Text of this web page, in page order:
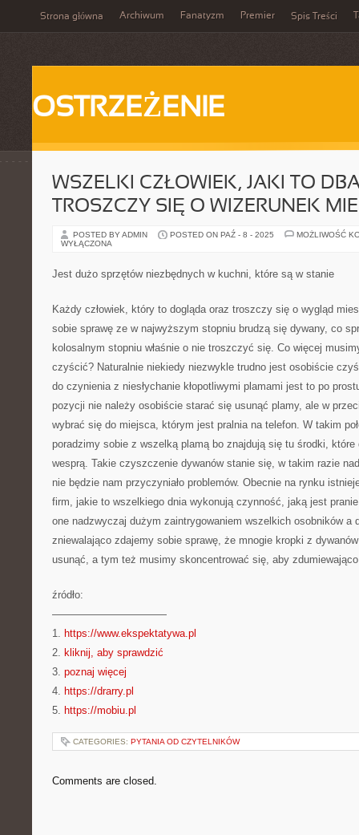
Strona główna Archiwum Fanatyzm Premier Spis Treści
OSTRZEŻENIE
WSZELKI CZŁOWIEK, JAKI TO
TROSZCZY SIĘ O WIZERUNEK
POSTED BY ADMIN POSTED ON PAŹ - 8 - 2025
MOŻLIWOŚĆ
WYŁĄCZONA
Jest dużo sprzętów niezbędnych w kuchni, które są w stanie
Każdy człowiek, który to dogląda oraz troszczy się o wygląd
sobie sprawę ze w najwyższym stopniu brudzą się dywany, co
kolosalnym stopniu właśnie o nie troszczyć się. Co więcej
czyścić? Naturalnie niekiedy niezwykle trudno jest osobiście
do czynienia z niesłychanie kłopotliwymi plamami jest to po
pozycji nie należy osobiście starać się usunąć plamy, ale w
wybrać się do miejsca, którym jest pralnia na telefon. W takim
poradzimy sobie z wszelką plamą bo znajdują się tu środki,
wesprą. Takie czyszczenie dywanów stanie się, w takim razie
nie będzie nam przyczyniało problemów. Obecnie na rynku
firm, jakie to wszelkiego dnia wykonują czynność, jaką jest
one nadzwyczaj dużym zaintrygowaniem wszelkich osobników a
zniewalająco zdajemy sobie sprawę, że mnogie kropki z
usunąć, a tym też musimy skoncentrować się, aby
źródło:
———————————
1. https://www.ekspektatywa.pl
2. kliknij, aby sprawdzić
3. poznaj więcej
4. https://drarry.pl
5. https://mobiu.pl
CATEGORIES: PYTANIA OD CZYTELNIKÓW
Comments are closed.